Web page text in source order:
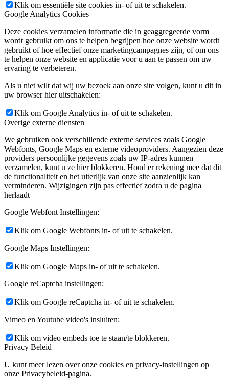
Klik om essentiële site cookies in- of uit te schakelen.
Google Analytics Cookies
Deze cookies verzamelen informatie die in geaggregeerde vorm
wordt gebruikt om ons te helpen begrijpen hoe onze website wordt
gebruikt of hoe effectief onze marketingcampagnes zijn, of om ons
te helpen onze website en applicatie voor u aan te passen om uw
ervaring te verbeteren.
Als u niet wilt dat wij uw bezoek aan onze site volgen, kunt u dit in
uw browser hier uitschakelen:
Klik om Google Analytics in- of uit te schakelen.
Overige externe diensten
We gebruiken ook verschillende externe services zoals Google
Webfonts, Google Maps en externe videoproviders. Aangezien deze
providers persoonlijke gegevens zoals uw IP-adres kunnen
verzamelen, kunt u ze hier blokkeren. Houd er rekening mee dat dit
de functionaliteit en het uiterlijk van onze site aanzienlijk kan
verminderen. Wijzigingen zijn pas effectief zodra u de pagina
herlaadt
Google Webfont Instellingen:
Klik om Google Webfonts in- of uit te schakelen.
Google Maps Instellingen:
Klik om Google Maps in- of uit te schakelen.
Google reCaptcha instellingen:
Klik om Google reCaptcha in- of uit te schakelen.
Vimeo en Youtube video's insluiten:
Klik om video embeds toe te staan/te blokkeren.
Privacy Beleid
U kunt meer lezen over onze cookies en privacy-instellingen op
onze Privacybeleid-pagina.